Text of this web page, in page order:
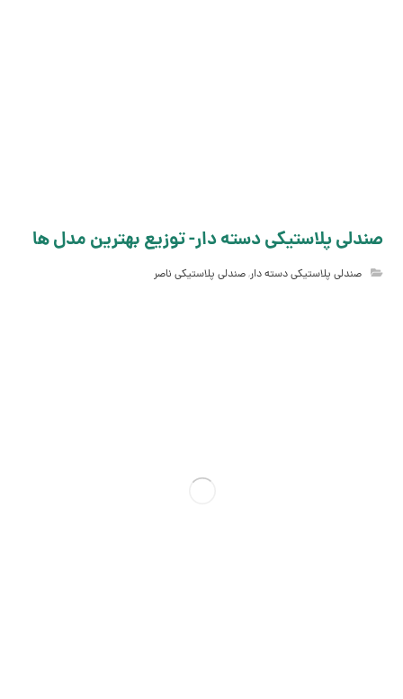
صندلی پلاستیکی دسته دار- توزیع بهترین مدل ها
صندلی پلاستیکی دسته دار,صندلی پلاستیکی ناصر